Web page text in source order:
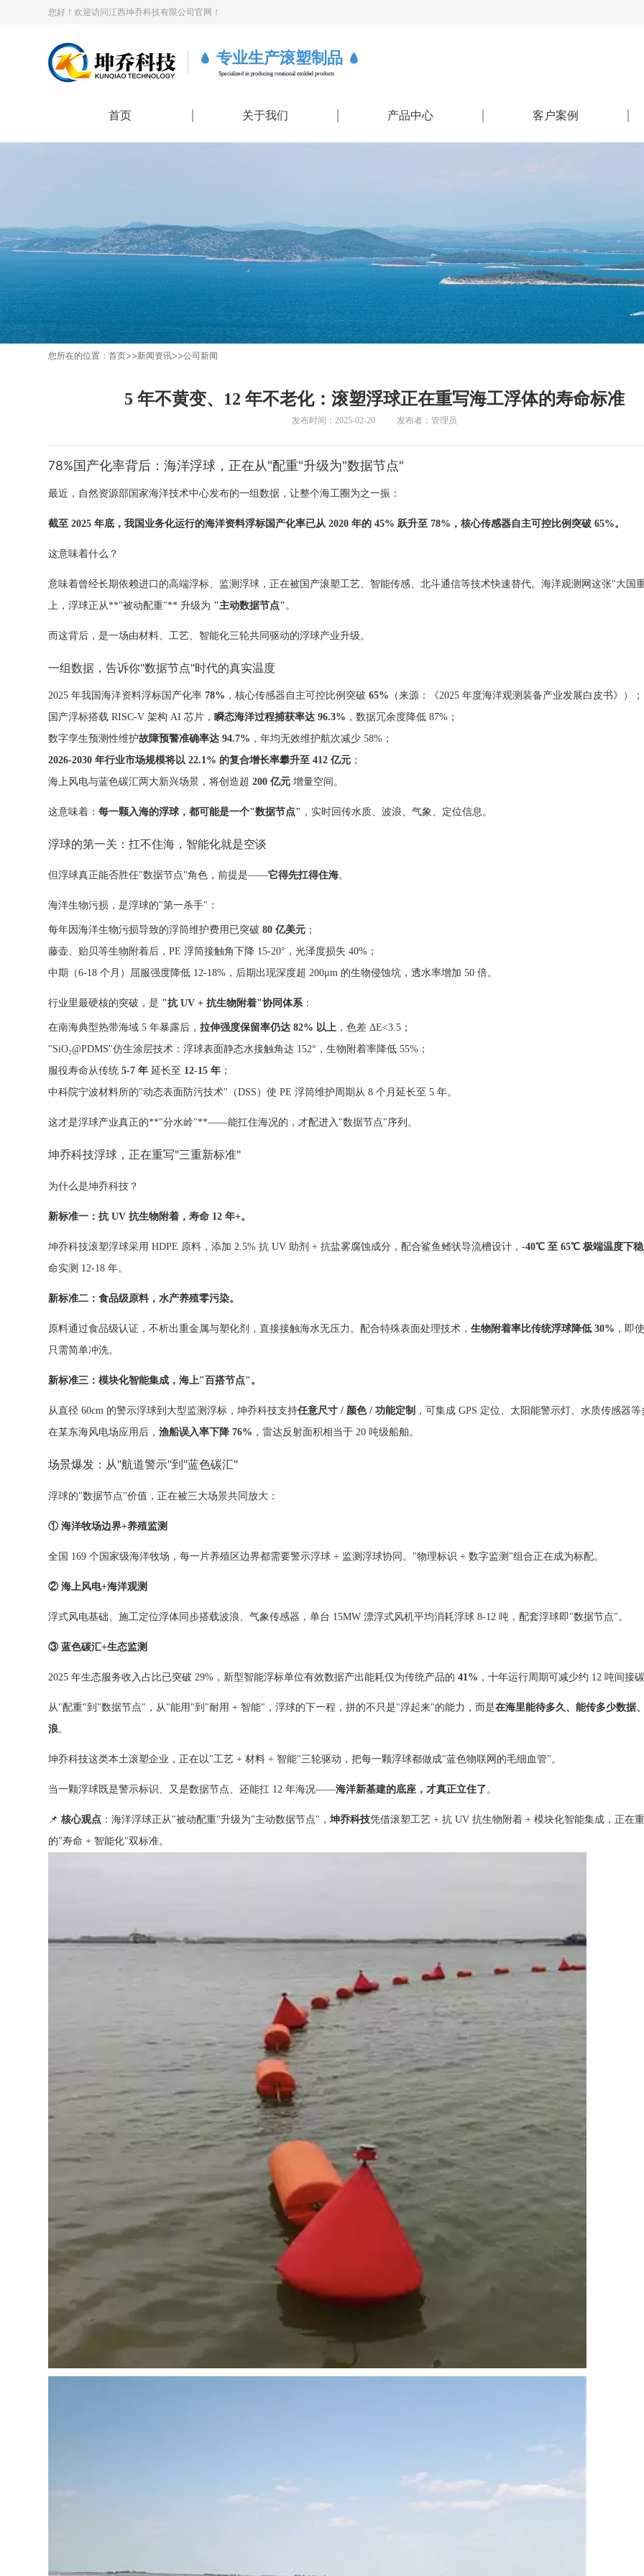
您好！欢迎访问江西坤乔科技有限公司官网！
专业生产滚塑制品
Specialized in producing rotational molded products
首页 关于我们 产品中心 客户案例
您所在的位置：首页>>新闻资讯>>公司新闻
5 年不黄变、12 年不老化：滚塑浮球正在重写海工浮体的寿命标准
发布时间：2025-02-20 发布者：管理员
78%国产化率背后：海洋浮球，正在从"配重"升级为"数据节点"
最近，自然资源部国家海洋技术中心发布的一组数据，让整个海工圈为之一振：
截至 2025 年底，我国业务化运行的海洋资料浮标国产化率已从 2020 年的 45% 跃升至 78%，核心传感器自主可控比例突破 65%。
这意味着什么？
意味着曾经长期依赖进口的高端浮标、监测浮球，正在被国产滚塑工艺、智能传感、北斗通信等技术快速替代。海洋观测网这张"大国
上，浮球正从**"被动配重"** 升级为 "主动数据节点"。
而这背后，是一场由材料、工艺、智能化三轮共同驱动的浮球产业升级。
一组数据，告诉你"数据节点"时代的真实温度
2025 年我国海洋资料浮标国产化率78% ，核心传感器自主可控比例突破65% （来源：《2025 年度海洋观测装备产业发展白皮书》）；
国产浮标搭载 RISC-V 架构 AI 芯片，瞬态海洋过程捕获率达 96.3% ，数据冗余度降低 87%；
数字孪生预测性维护故障预警准确率达 94.7% ，年均无效维护航次减少 58%；
2026-2030 年行业市场规模将以 22.1% 的复合增长率攀升至 412 亿元 ；
海上风电与蓝色碳汇两大新兴场景，将创造超200 亿元 增量空间。
这意味着：每一颗入海的浮球，都可能是一个"数据节点" ，实时回传水质、波浪、气象、定位信息。
浮球的第一关：扛不住海，智能化就是空谈
但浮球真正能否胜任"数据节点"角色，前提是——它得先扛得住海。
海洋生物污损，是浮球的"第一杀手"：
每年因海洋生物污损导致的浮筒维护费用已突破80 亿美元 ；
藤壶、贻贝等生物附着后，PE 浮筒接触角下降 15-20°，光泽度损失 40%；
中期（6-18 个月）屈服强度降低 12-18%，后期出现深度超 200μm 的生物侵蚀坑，透水率增加 50 倍。
行业里最硬核的突破，是 "抗 UV + 抗生物附着"协同体系：
在南海典型热带海域 5 年暴露后，拉伸强度保留率仍达 82% 以上 ，色差 ΔE<3.5；
"SiO₂@PDMS"仿生涂层技术：浮球表面静态水接触角达 152°，生物附着率降低 55%；
服役寿命从传统5-7 年 延长至 12-15 年 ；
中科院宁波材料所的"动态表面防污技术"（DSS）使 PE 浮筒维护周期从 8 个月延长至 5 年。
这才是浮球产业真正的**"分水岭"**——能扛住海况的，才配进入"数据节点"序列。
坤乔科技浮球，正在重写"三重新标准"
为什么是坤乔科技？
新标准一：抗 UV 抗生物附着，寿命 12 年+。
坤乔科技滚塑浮球采用 HDPE 原料，添加 2.5% 抗 UV 助剂 + 抗盐雾腐蚀成分，配合鲨鱼鳍状导流槽设计，-40℃ 至 65℃ 极端温度下
命实测 12-18 年。
新标准二：食品级原料，水产养殖零污染。
原料通过食品级认证，不析出重金属与塑化剂，直接接触海水无压力。配合特殊表面处理技术，生物附着率比传统浮球降低 30% ，即
只需简单冲洗。
新标准三：模块化智能集成，海上"百搭节点"。
从直径 60cm 的警示浮球到大型监测浮标，坤乔科技支持任意尺寸 / 颜色 / 功能定制 ，可集成 GPS 定位、太阳能警示灯、水质传感器等
在某东海风电场应用后，渔船误入率下降 76% ，雷达反射面积相当于 20 吨级船舶。
场景爆发：从"航道警示"到"蓝色碳汇"
浮球的"数据节点"价值，正在被三大场景共同放大：
① 海洋牧场边界+养殖监测
全国 169 个国家级海洋牧场，每一片养殖区边界都需要警示浮球 + 监测浮球协同。"物理标识 + 数字监测"组合正在成为标配。
② 海上风电+海洋观测
浮式风电基础、施工定位浮体同步搭载波浪、气象传感器，单台 15MW 漂浮式风机平均消耗浮球 8-12 吨，配套浮球即"数据节点"。
③ 蓝色碳汇+生态监测
2025 年生态服务收入占比已突破 29%，新型智能浮标单位有效数据产出能耗仅为传统产品的41% ，十年运行周期可减少约 12 吨间接碳
从"配重"到"数据节点"，从"能用"到"耐用 + 智能"，浮球的下一程，拼的不只是"浮起来"的能力，而是在海里能待多久、能传多少数据
浪。
坤乔科技这类本土滚塑企业，正在以"工艺 + 材料 + 智能"三轮驱动，把每一颗浮球都做成"蓝色物联网的毛细血管"。
当一颗浮球既是警示标识、又是数据节点、还能扛 12 年海况——海洋新基建的底座，才真正立住了 。
📌核心观点 ：海洋浮球正从"被动配重"升级为"主动数据节点"，坤乔科技凭借滚塑工艺 + 抗 UV 抗生物附着 + 模块化智能集成，正在
的"寿命 + 智能化"双标准。